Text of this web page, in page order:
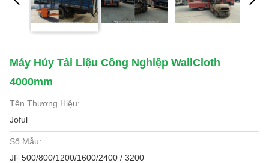
Máy Hủy Tài Liệu Công Nghiệp WallCloth
4000mm
Tên Thương Hiệu:
Joful
Số Mẫu:
JF 500/800/1200/1600/2400 / 3200